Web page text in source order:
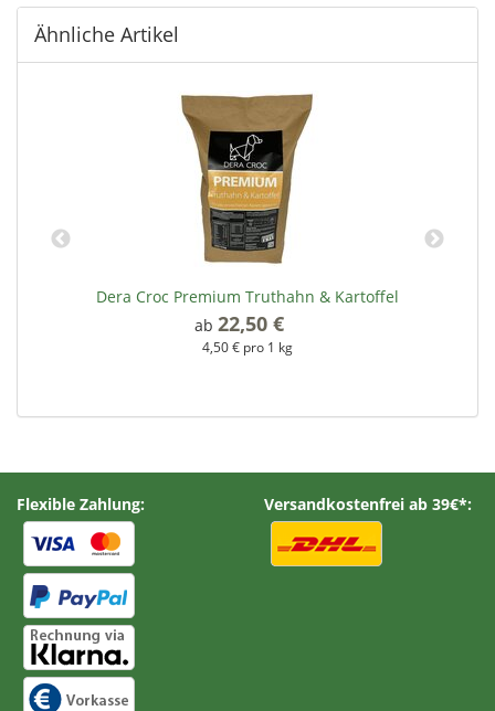
Ähnliche Artikel
Dera Croc Premium Truthahn & Kartoffel
ab 22,50 €
4,50 € pro 1 kg
Flexible Zahlung: Versandkostenfrei ab 39€*: